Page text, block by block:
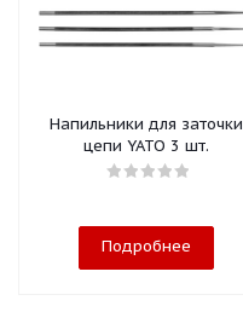
Напильники для заточки
цепи YATO 3 шт.
Подробнее